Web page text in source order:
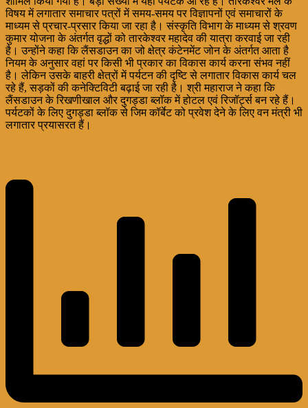
विषय में लगातार समाचार पत्रों में समय-समय पर विज्ञापनों एवं समाचारों के
माध्यम से प्रचार-प्रसार किया जा रहा है। संस्कृति विभाग के माध्यम से श्रवण
कुमार योजना के अंतर्गत वृद्धों को तारकेश्वर महादेव की यात्रा करवाई जा रही
है। उन्होंने कहा कि लैंसडाउन का जो क्षेत्र कंटेनमेंट जोन के अंतर्गत आता है
नियम के अनुसार वहां पर किसी भी प्रकार का विकास कार्य करना संभव नहीं
है। लेकिन उसके बाहरी क्षेत्रों में पर्यटन की दृष्टि से लगातार विकास कार्य चल
रहे हैं, सड़कों की कनेक्टिविटी बढ़ाई जा रही है। श्री महाराज ने कहा कि
लैंसडाउन के रिखणीखाल और दुगड्डा ब्लॉक में होटल एवं रिजॉर्ट्स बन रहे हैं।
पर्यटकों के लिए दुगड्डा ब्लॉक से जिम कॉर्बेट को प्रवेश देने के लिए वन मंत्री भी
लगातार प्रयासरत हैं।